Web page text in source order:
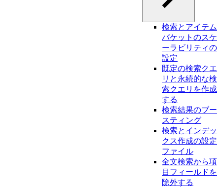
検索とアイテム
バケットのスケ
ーラビリティの
設定
既定の検索クエ
リと永続的な検
索クエリを作成
する
検索結果のブー
スティング
検索とインデッ
クス作成の設定
ファイル
全文検索から項
目フィールドを
除外する